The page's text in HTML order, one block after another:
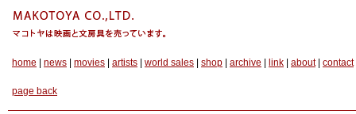
home news movies artists world sales shop archive link about| contact
page back